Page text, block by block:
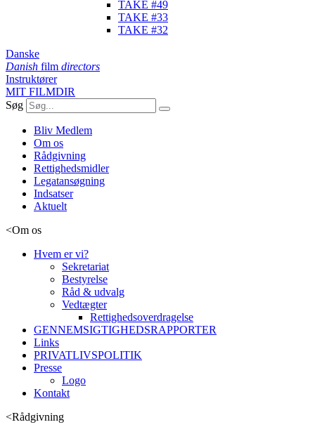
TAKE #49
TAKE #33
TAKE #32
Danske
Danish film directors
Instruktører
MIT FILMDIR
Søg
Bliv Medlem
Om os
Rådgivning
Rettighedsmidler
Legatansøgning
Indsatser
Aktuelt
<Om os
Hvem er vi?
Sekretariat
Bestyrelse
Råd & udvalg
Vedtægter
Rettighedsoverdragelse
GENNEMSIGTIGHEDSRAPPORTER
Links
PRIVATLIVSPOLITIK
Presse
Logo
Kontakt
<Rådgivning